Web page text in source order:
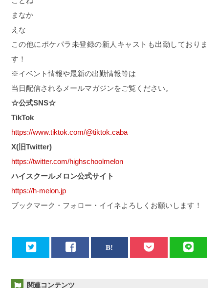
まなか
えな
この他にポケパラ未登録の新人キャストも出勤しておりま
す！
※イベント情報や最新の出勤情報等は
当日配信されるメールマガジンをご覧ください。
☆公式SNS☆
TikTok
https://www.tiktok.com/@tiktok.caba
X(旧Twitter)
https://twitter.com/highschoolmelon
ハイスクールメロン公式サイト
https://h-melon.jp
ブックマーク・フォロー・イイネよろしくお願いします！
関連コンテンツ